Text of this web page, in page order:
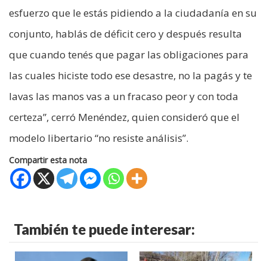
esfuerzo que le estás pidiendo a la ciudadanía en su
conjunto, hablás de déficit cero y después resulta
que cuando tenés que pagar las obligaciones para
las cuales hiciste todo ese desastre, no la pagás y te
lavas las manos vas a un fracaso peor y con toda
certeza”, cerró Menéndez, quien consideró que el
modelo libertario “no resiste análisis”.
Compartir esta nota
También te puede interesar: